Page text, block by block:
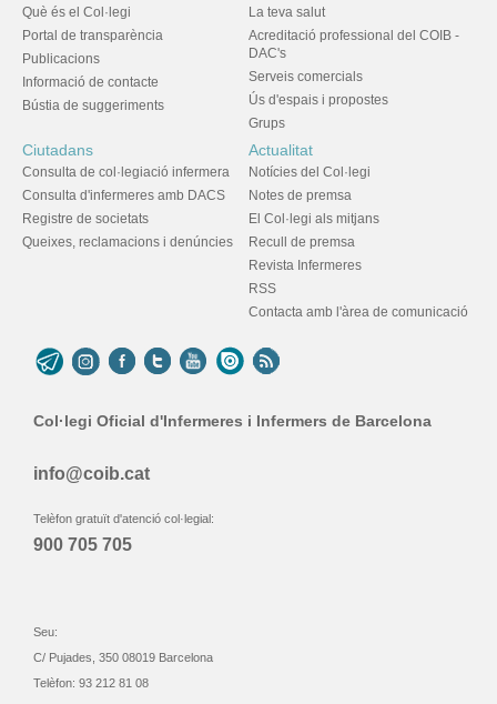
Què és el Col·legi
Portal de transparència
Publicacions
Informació de contacte
Bústia de suggeriments
La teva salut
Acreditació professional del COIB -
DAC's
Serveis comercials
Ús d'espais i propostes
Grups
Ciutadans
Consulta de col·legiació infermera
Consulta d'infermeres amb DACS
Registre de societats
Queixes, reclamacions i denúncies
Actualitat
Notícies del Col·legi
Notes de premsa
El Col·legi als mitjans
Recull de premsa
Revista Infermeres
RSS
Contacta amb l'àrea de comunicació
Col·legi Oficial d'Infermeres i Infermers de Barcelona
info@coib.cat
Telèfon gratuït d'atenció col·legial:
900 705 705
Seu:
C/ Pujades, 350 08019 Barcelona
Telèfon: 93 212 81 08